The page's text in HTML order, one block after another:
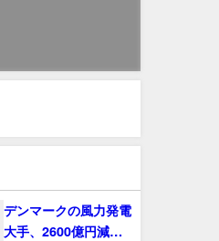
デンマークの風力発電
大手、2600億円減損